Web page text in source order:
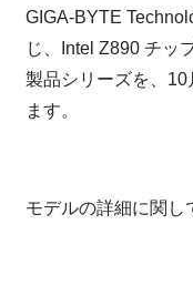
GIGA-BYTE
じ、Intel Z890 チッ
製品シリーズを、10
ます。
モデルの詳細に関し